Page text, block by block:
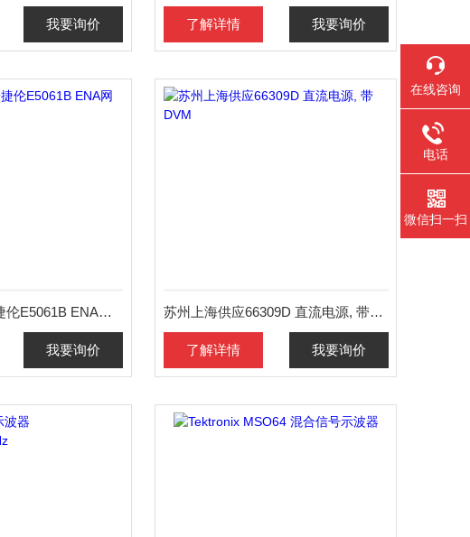
我要询价 了解详情 我要询价
上海出租供应安捷伦E5061B ENA网络分析仪
我要询价
苏州上海供应66309D 直流电源, 带DVM
了解详情 我要询价
在线咨询
电话
微信扫一扫